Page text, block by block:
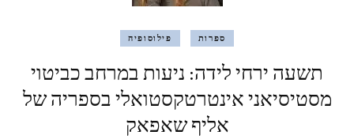
ספרות פילוסופיה
תשעה ירחי לידה: ניעות במרחב כביטוי
מסטיסיאני אינטרטקסטואלי בספריה של
אליף שאפאק